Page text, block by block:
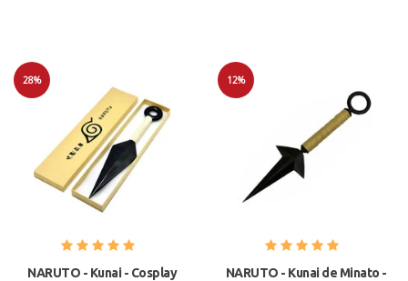
28%
NARUTO - Kunai - Cosplay
12%
NARUTO - Kunai de Minato -